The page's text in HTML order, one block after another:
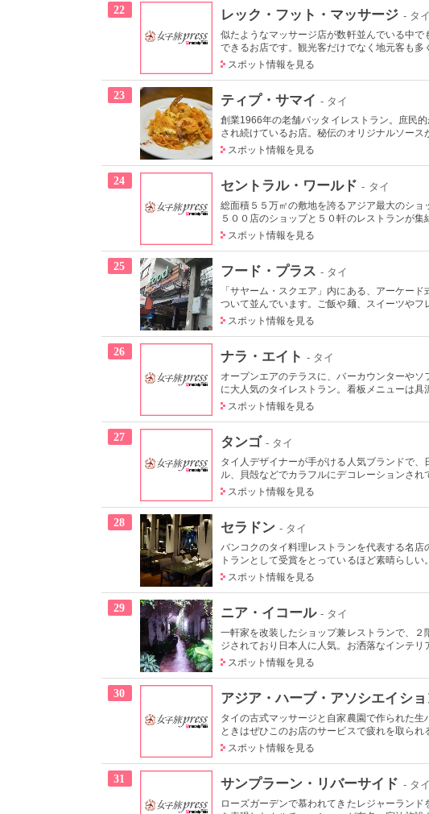
22 レック・フット・マッサージ - タイ
似たようなマッサージ店が数軒並んでいる中
できるお店です。観光客だけでなく地元客も多
スポット情報を見る
23 ティプ・サマイ - タイ
創業1966年の老舗パッタイレストラン。庶民
され続けているお店。秘伝のオリジナルソース
スポット情報を見る
24 セントラル・ワールド - タイ
総面積５５万㎡の敷地を誇るアジア最大のシ
５００店のショップと５０軒のレストランが集
スポット情報を見る
25 フード・プラス - タイ
「サヤーム・スクエア」内にある、アーケー
ついて並んでいます。ご飯や麺、スイーツやフ
スポット情報を見る
26 ナラ・エイト - タイ
オープンエアのテラスに、バーカウンターや
に大人気のタイレストラン。看板メニューは具
スポット情報を見る
27 タンゴ - タイ
タイ人デザイナーが手がける人気ブランドで
ル、貝殻などでカラフルにデコレーションされ
スポット情報を見る
28 セラドン - タイ
バンコクのタイ料理レストランを代表する名
トランとして受賞をとっているほど素晴らしい
スポット情報を見る
29 ニア・イコール - タイ
一軒家を改装したショップ兼レストランで、
ジされており日本人に人気。お洒落なインテリ
スポット情報を見る
30 アジア・ハーブ・アソシエイショ
タイの古式マッサージと自家農園で作られた
ときはぜひこのお店のサービスで疲れを取られ
スポット情報を見る
31 サンプラーン・リバーサイド - タイ
ローズガーデンで慕われてきたレジャーラン